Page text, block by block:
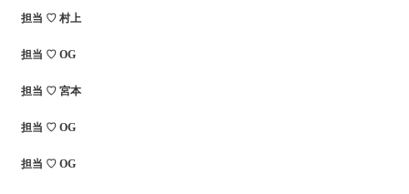
担当 ♡ 村上
担当 ♡ OG
担当 ♡ 宮本
担当 ♡ OG
担当 ♡ OG